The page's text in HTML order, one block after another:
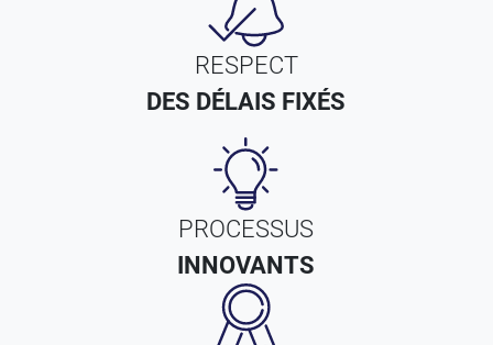
RESPECT
DES DÉLAIS FIXÉS
PROCESSUS
INNOVANTS